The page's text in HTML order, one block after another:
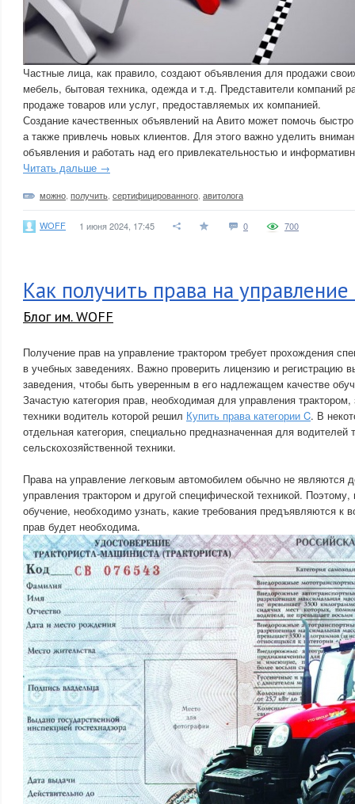
Частные лица, как правило, создают объявления для продажи
мебель, бытовая техника, одежда и т.д. Представители компаний
продаже товаров или услуг, предоставляемых их компанией.
Создание качественных объявлений на Авито может помочь
а также привлечь новых клиентов. Для этого важно уделить
объявления и работать над его привлекательностью и
Читать дальше →
можно получить сертифицированного авитолога
WOFF 1 июня 2024, 17:45 0 700
Как получить права на
Блог им. WOFF
Получение прав на управление трактором требует прохождения
в учебных заведениях. Важно проверить лицензию и регистрацию
заведения, чтобы быть уверенным в его надлежащем качестве
Зачастую категория прав, необходимая для управления
техники водитель которой решил Купить права категории C. В
отдельная категория, специально предназначенная для водителей
сельскохозяйственной техники.
Права на управление легковым автомобилем обычно не являются
управления трактором и другой специфической техникой. Поэтому,
обучение, необходимо узнать, какие требования предъявляются к
прав будет необходима.